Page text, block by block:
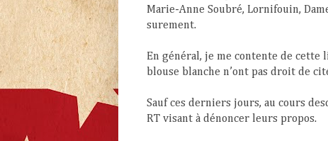
Marie-Anne Soubré, Lornifouin,
surement.
En général, je me contente de cette
blouse blanche n’ont pas droit de
Sauf ces derniers jours, au cours
RT visant à dénoncer leurs propos.